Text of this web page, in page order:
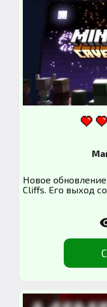
Новое
Cliffs. Его выход